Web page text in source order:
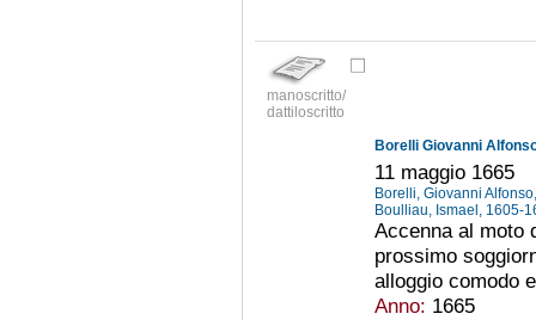
manoscritto/
dattiloscritto
Borelli Giovanni
11 maggio 1665
Borelli, Giovanni
Boulliau, Ismael, 1605-
Accenna al moto
prossimo
alloggio comodo
Anno: 1665